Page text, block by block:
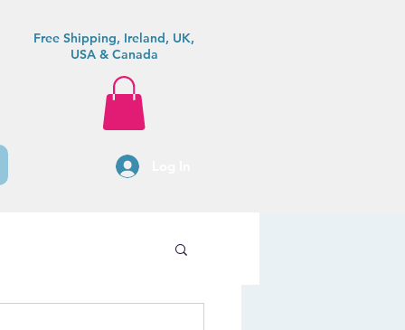
Free Shipping, Ireland, UK,
USA & Canada